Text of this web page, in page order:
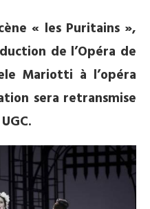
« les Puritains »,
de l’Opéra de
Mariotti à l’opéra
sera retransmise